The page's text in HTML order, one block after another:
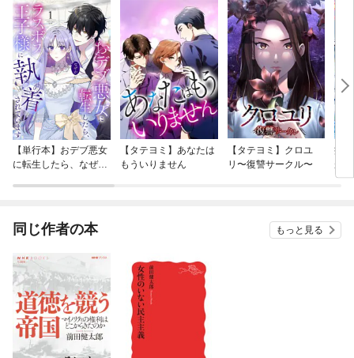
【単行本】おデブ悪女
に転生したら、なぜか
【タテヨミ】あなたは
もういりません
【タテヨミ】クロユ
リ〜復讐サークル〜
病
が
ぎ
同じ作者の本 もっと見る